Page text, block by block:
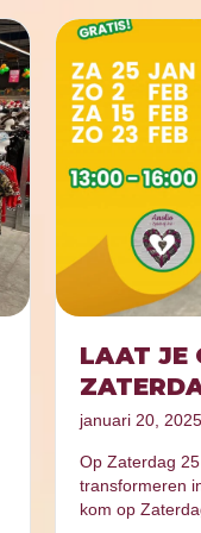
LAAT JE
januari 20, 2025
Op Zaterdag
transformeren
kom op